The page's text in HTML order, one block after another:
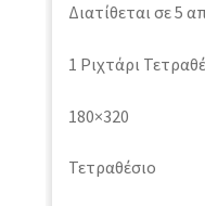
Διατίθεται σε 5
1 Ριχτάρι
180×320
Τετραθέσιο